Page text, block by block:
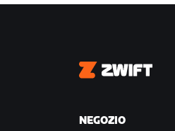
Zwift
NEGOZIO